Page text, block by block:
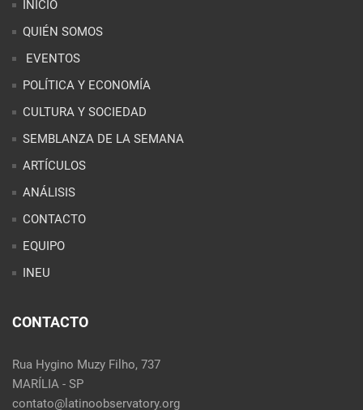
INICIO
QUIÉN SOMOS
EVENTOS
POLÍTICA Y ECONOMÍA
CULTURA Y SOCIEDAD
SEMBLANZA DE LA SEMANA
ARTÍCULOS
ANÁLISIS
CONTACTO
EQUIPO
INEU
CONTACTO
Rua Hygino Muzy Filho, 737
MARÍLIA - SP
contato@latinoobservatory.org